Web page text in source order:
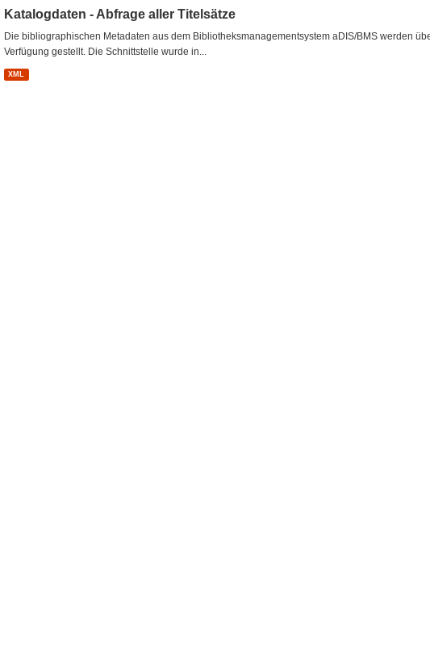
Katalogdaten - Abfrage aller Titelsätze
Die bibliographischen Metadaten aus dem Bibliotheksmanagementsystem aDIS/BMS werden
Verfügung gestellt. Die Schnittstelle wurde in...
XML